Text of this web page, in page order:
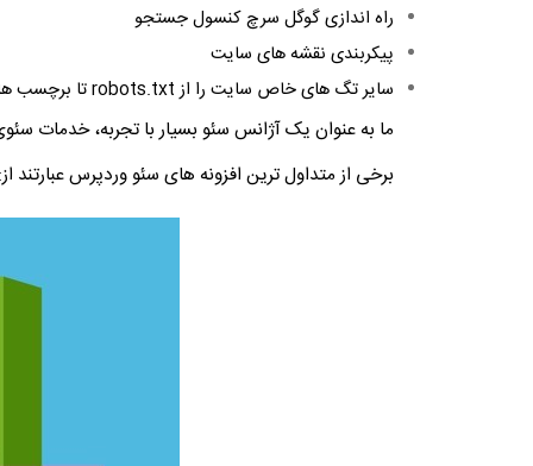
راه اندازی گوگل سرچ کنسول جستجو
پیکربندی نقشه های سایت
سایر تگ های خاص سایت را از robots.txt تا برچسب های HREFLANG (زبان های دیگر) پیکربندی می کنیم.
ما به عنوان یک آژانس سئو بسیار با تجربه، خدمات
برخی از متداول ترین افزونه های سئو وردپرس عبارتند